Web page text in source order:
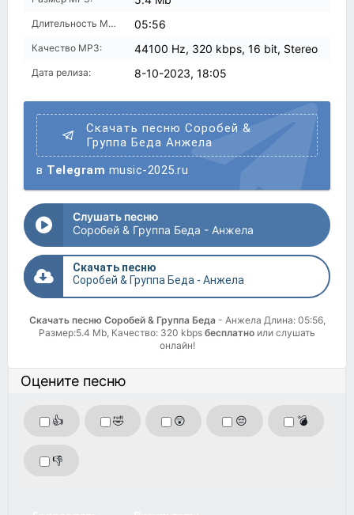
Длительность MP3: 05:56
Качество MP3: 44100 Hz, 320 kbps, 16 bit, Stereo
Дата релиза: 8-10-2023, 18:05
Скачать песню Соробей &
Группа Беда Анжела
в Telegram music-2025.ru
Слушать песню
Соробей & Группа Беда - Анжела
Скачать песню
Соробей & Группа Беда - Анжела
Скачать песню Соробей & Группа Беда - Анжела Длина: 05:56,
Размер:5.4 Mb, Качество: 320 kbps бесплатно или слушать
онлайн!
Оцените песню
👍 🤣 😲 😔 💣
👎